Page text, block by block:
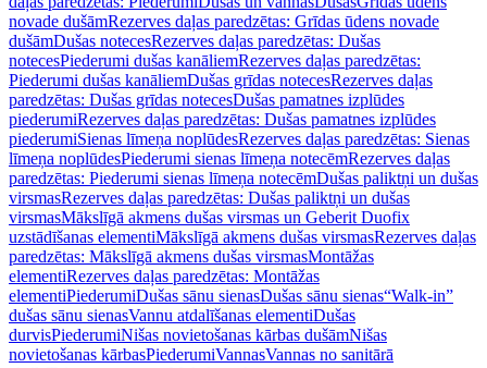
novade dušāmRezerves daļas paredzētas: Grīdas ūdens novade
dušāmDušas notecesRezerves daļas paredzētas: Dušas
notecesPiederumi dušas kanāliemRezerves daļas paredzētas:
Piederumi dušas kanāliemDušas grīdas notecesRezerves daļas
paredzētas: Dušas grīdas notecesDušas pamatnes izplūdes
piederumiRezerves daļas paredzētas: Dušas pamatnes izplūdes
piederumiSienas līmeņa noplūdesRezerves daļas paredzētas: Sienas
līmeņa noplūdesPiederumi sienas līmeņa notecēmRezerves daļas
paredzētas: Piederumi sienas līmeņa notecēmDušas paliktņi un dušas
virsmasRezerves daļas paredzētas: Dušas paliktņi un dušas
virsmasMākslīgā akmens dušas virsmas un Geberit Duofix
uzstādīšanas elementiMākslīgā akmens dušas virsmasRezerves daļas
paredzētas: Mākslīgā akmens dušas virsmasMontāžas
elementiRezerves daļas paredzētas: Montāžas
elementiPiederumiDušas sānu sienasDušas sānu sienas“Walk-in”
dušas sānu sienasVannu atdalīšanas elementiDušas
durvisPiederumiNišas novietošanas kārbas dušāmNišas
novietošanas kārbasPiederumiVannasVannas no sanitārā